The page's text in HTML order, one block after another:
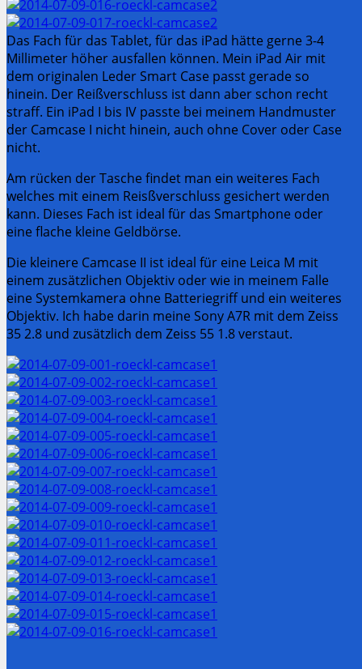
Das Fach für das Tablet, für das iPad hätte gerne 3-4
Millimeter höher ausfallen können. Mein iPad Air mit
dem originalen Leder Smart Case passt gerade so
hinein. Der Reißverschluss ist dann aber schon recht
straff. Ein iPad I bis IV passte bei meinem Handmuster
der Camcase I nicht hinein, auch ohne Cover oder Case
nicht.
Am rücken der Tasche findet man ein weiteres Fach
welches mit einem Reisßverschluss gesichert werden
kann. Dieses Fach ist ideal für das Smartphone oder
eine flache kleine Geldbörse.
Die kleinere Camcase II ist ideal für eine Leica M mit
einem zusätzlichen Objektiv oder wie in meinem Falle
eine Systemkamera ohne Batteriegriff und ein weiteres
Objektiv. Ich habe darin meine Sony A7R mit dem Zeiss
35 2.8 und zusätzlich dem Zeiss 55 1.8 verstaut.